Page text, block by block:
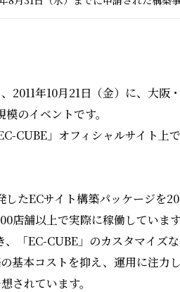
2011年10月21日（金）に、大阪
のイベントです。
CUBE」オフィシャルサイト上で
したECサイト構築パッケージを
店舗以上で実際に稼働しています
、「EC-CUBE」のカスタマイズ
基本コストを抑え、運用に注力
されています。